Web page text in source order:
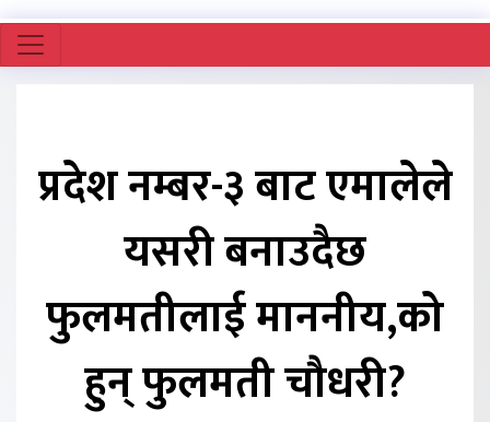
प्रदेश नम्बर-३ बाट एमालेले
यसरी बनाउदैछ
फुलमतीलाई माननीय,को
हुन् फुलमती चौधरी?